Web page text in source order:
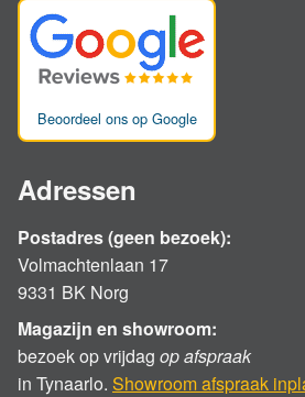
Beoordeel ons op Google
Adressen
Postadres (geen bezoek):
Volmachtenlaan 17
9331 BK Norg
Magazijn en showroom:
bezoek op vrijdag op afspraak
in Tynaarlo. Showroom afspraak